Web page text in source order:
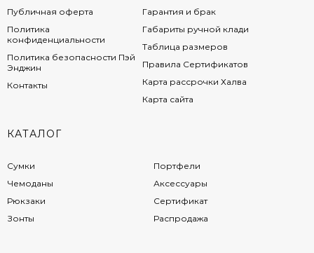
Публичная оферта
Политика
конфиденциальности
Политика безопасности Пэй
Энджин
Контакты
Гарантия и брак
Габариты ручной клади
Таблица размеров
Правила Сертификатов
Карта рассрочки Халва
Карта сайта
КАТАЛОГ
Сумки
Чемоданы
Рюкзаки
Зонты
Портфели
Аксессуары
Сертификат
Распродажа